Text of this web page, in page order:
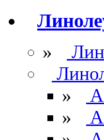
»
»
»